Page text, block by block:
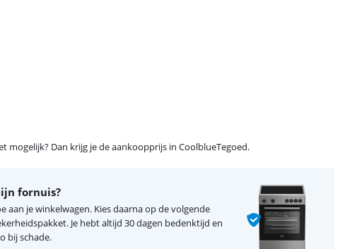
mogelijk? Dan krijg je de aankoopprijs in CoolblueTegoed.
fornuis?
aan je winkelwagen. Kies daarna op de volgende
Je hebt altijd 30 dagen bedenktijd en
bij schade.